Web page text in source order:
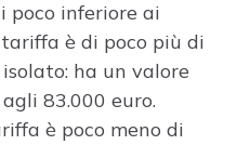
poco inferiore ai
è di poco più di
ha un valore
83.000 euro.
è poco meno di